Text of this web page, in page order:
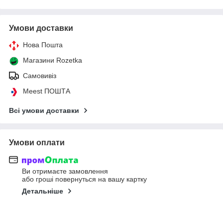
Умови доставки
Нова Пошта
Магазини Rozetka
Самовивіз
Meest ПОШТА
Всі умови доставки
Умови оплати
Ви отримаєте замовлення
або гроші повернуться на вашу картку
Детальніше